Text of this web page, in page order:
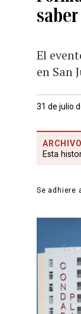
El
en San
31 de julio
ARCHIVO
Esta
Se adhiere